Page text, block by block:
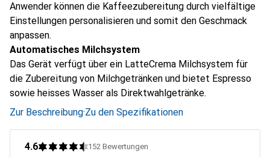
Anwender können die Kaffeezubereitung durch vielfältige
Einstellungen personalisieren und somit den Geschmack
anpassen.
Automatisches Milchsystem
Das Gerät verfügt über ein LatteCrema Milchsystem für
die Zubereitung von Milchgetränken und bietet Espresso
sowie heisses Wasser als Direktwahlgetränke.
Zur Beschreibung·Zu den Spezifikationen
4.6 152 Bewertungen